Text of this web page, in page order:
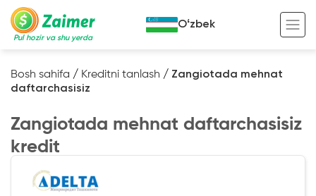
Pul hozir va shu yerda
Avto garov evaziga kredit
Ko’chmas mulk garov evaziga kredit
Maxsus texnika garov evaziga kredit
Foydali
Kreditingizning hayotiy tsikli
Oʻzbek
Bosh sahifa / Kreditni tanlash / Zangiotada mehnat
daftarchasisiz
Zangiotada mehnat daftarchasisiz
kredit